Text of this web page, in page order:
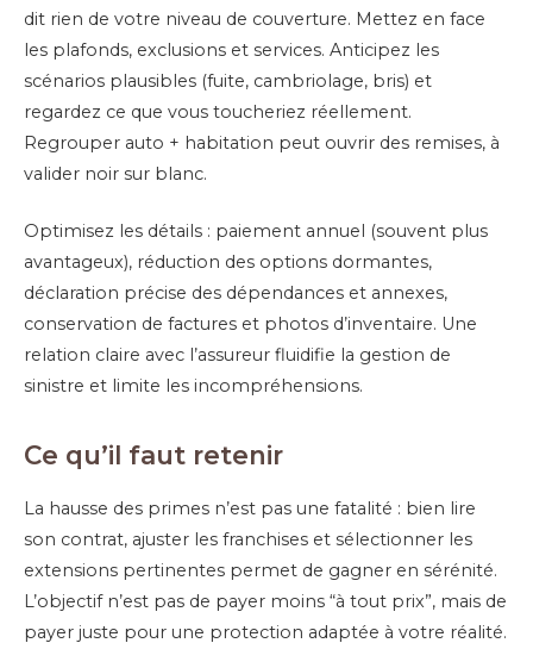
dit rien de votre niveau de couverture. Mettez en face
les plafonds, exclusions et services. Anticipez les
scénarios plausibles (fuite, cambriolage, bris) et
regardez ce que vous toucheriez réellement.
Regrouper auto + habitation peut ouvrir des remises, à
valider noir sur blanc.
Optimisez les détails : paiement annuel (souvent plus
avantageux), réduction des options dormantes,
déclaration précise des dépendances et annexes,
conservation de factures et photos d’inventaire. Une
relation claire avec l’assureur fluidifie la gestion de
sinistre et limite les incompréhensions.
Ce qu’il faut retenir
La hausse des primes n’est pas une fatalité : bien lire
son contrat, ajuster les franchises et sélectionner les
extensions pertinentes permet de gagner en sérénité.
L’objectif n’est pas de payer moins “à tout prix”, mais de
payer juste pour une protection adaptée à votre réalité.